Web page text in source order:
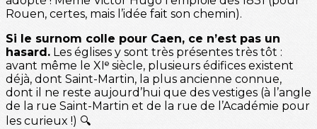
Rouen, certes, mais l’idée fait son chemin).
Si le surnom colle pour Caen, ce n’est pas un
hasard. Les églises y sont très présentes très tôt :
avant même le XIᵉ siècle, plusieurs édifices existent
déjà, dont Saint-Martin, la plus ancienne connue,
dont il ne reste aujourd’hui que des vestiges (à l’angle
de la rue Saint-Martin et de la rue de l’Académie pour
les curieux !) 🔍